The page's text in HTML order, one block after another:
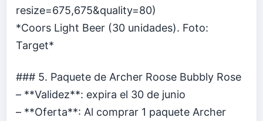
resize=675,675&quality=80)
*Coors Light Beer (30 unidades). Foto:
Target*
### 5. Paquete de Archer Roose Bubbly Rose
– **Validez**: expira el 30 de junio
– **Oferta**: Al comprar 1 paquete Archer